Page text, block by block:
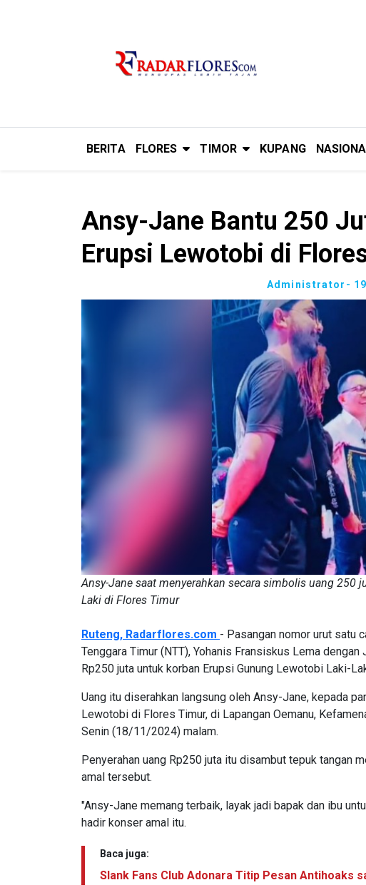
BERITA FLORES TIMOR KUPANG
Ansy-Jane Bantu 250
Erupsi Lewotobi di
Administrator -
Ansy-Jane saat menyerahkan secara simbolis uang 250
Laki di Flores Timur
Ruteng, Radarflores.com - Pasangan nomor urut satu
Tenggara Timur (NTT), Yohanis Fransiskus Lema
Rp250 juta untuk korban Erupsi Gunung Lewotobi Laki-
Uang itu diserahkan langsung oleh Ansy-Jane, kepada
Lewotobi di Flores Timur, di Lapangan Oemanu,
Senin (18/11/2024) malam.
Penyerahan uang Rp250 juta itu disambut tepuk tangan
amal tersebut.
"Ansy-Jane memang terbaik, layak jadi bapak dan ibu
hadir konser amal itu.
Baca juga:
Slank Fans Club Adonara Titip Pesan Antihoaks